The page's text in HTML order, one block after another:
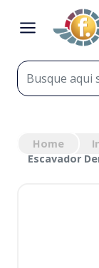
Home
Escavador